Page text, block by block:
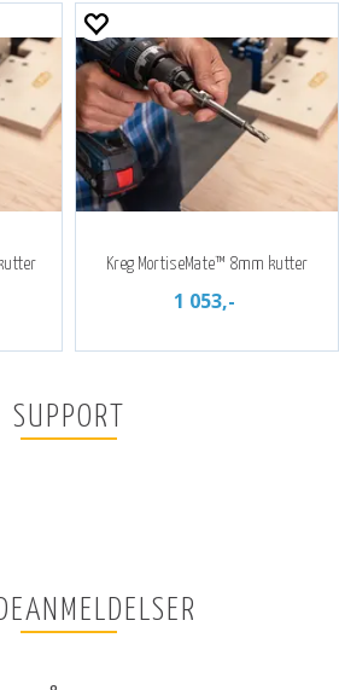
Kreg MortiseMate™ 8mm kutter
1 053,-
SUPPORT